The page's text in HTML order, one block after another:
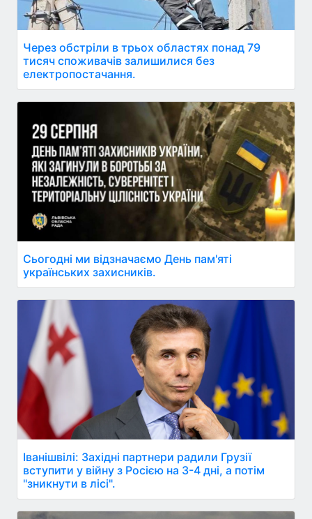
Через обстріли в трьох областях понад 79
тисяч споживачів залишилися без
електропостачання.
Сьогодні ми відзначаємо День пам'яті
українських захисників.
Іванішвілі: Західні партнери радили Грузії
вступити у війну з Росією на 3-4 дні, а потім
"зникнути в лісі".